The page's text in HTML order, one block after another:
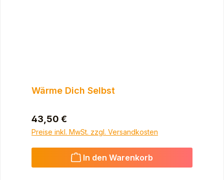
Wärme Dich Selbst
Regulärer Preis:
43,50 €
Preise inkl. MwSt. zzgl. Versandkosten
In den Warenkorb